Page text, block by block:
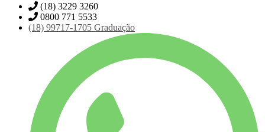
(18) 3229 3260
0800 771 5533
(18) 99717-1705 Graduação